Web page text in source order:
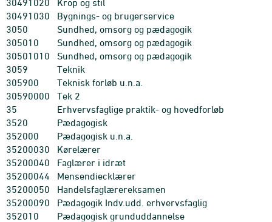
30491020
Krop og stil
30491030
Bygnings- og brugerservice
3050
Sundhed, omsorg og pædagogik
305010
Sundhed, omsorg og pædagogik
30501010
Sundhed, omsorg og pædagogik
3059
Teknik
305900
Teknisk forløb u.n.a.
30590000
Tek 2
35
Erhvervsfaglige praktik- og hovedforløb
3520
Pædagogisk
352000
Pædagogisk u.n.a.
35200030
Kørelærer
35200040
Faglærer i idræt
35200044
Mensendiecklærer
35200050
Handelsfaglærereksamen
35200090
Pædagogik Indv.udd. erhvervsfaglig
352010
Pædagogisk grunduddannelse